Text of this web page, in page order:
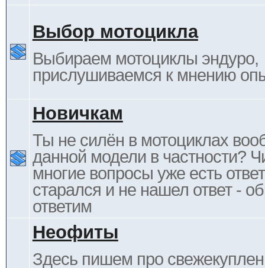
Выбор мотоцикла
Выбираем мотоциклы эндуро,
прислушиваемся к мнению
Новичкам
Ты не силён в мотоциклах
данной модели в частности?
многие вопросы уже есть
старался и не нашел ответ -
ответим
Неофиты
Здесь пишем про